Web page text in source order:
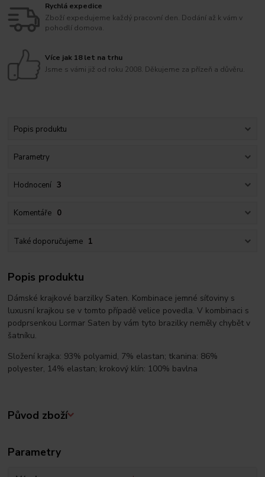
Rychlá expedice
Zboží expedujeme každý pracovní den. Dodání až k vám v
pohodlí domova.
Více jak 18 let na trhu
Jsme s vámi již od roku 2008. Děkujeme za přízeň a důvěru.
Popis produktu
Parametry
Hodnocení 3
Komentáře 0
Také doporučujeme 1
Popis produktu
Dámské krajkové barzilky Saten. Kombinace jemné síťoviny s
luxusní krajkou se v tomto případě velice povedla. V kombinaci s
podprsenkou Lormar Saten by vám tyto brazilky neměly chybět v
šatníku.
Složení krajka: 93% polyamid, 7% elastan; tkanina: 86%
polyester, 14% elastan; krokový klín: 100% bavlna
Původ zboží
Parametry